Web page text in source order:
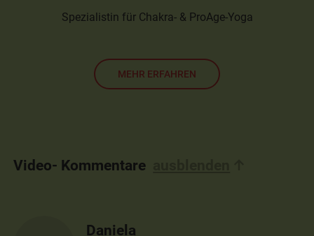
Spezialistin für Chakra- & ProAge-Yoga
MEHR ERFAHREN
Video- Kommentare
Daniela